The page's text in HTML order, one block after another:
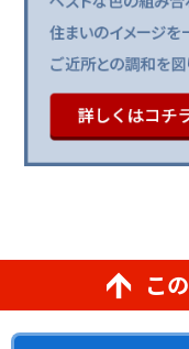
こ